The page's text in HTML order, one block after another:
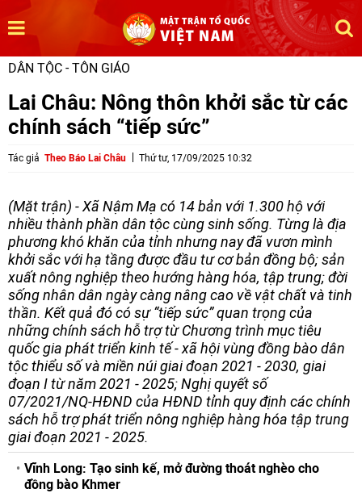
DÂN TỘC - TÔN GIÁO
Lai Châu: Nông thôn khởi sắc từ các
chính sách “tiếp sức”
Tác giả Theo Báo Lai Châu Thứ tư, 17/09/2025 10:32
(Mặt trận) - Xã Nậm Mạ có 14 bản với 1.300 hộ với
nhiều thành phần dân tộc cùng sinh sống. Từng là địa
phương khó khăn của tỉnh nhưng nay đã vươn mình
khởi sắc với hạ tầng được đầu tư cơ bản đồng bộ; sản
xuất nông nghiệp theo hướng hàng hóa, tập trung; đời
sống nhân dân ngày càng nâng cao về vật chất và tinh
thần. Kết quả đó có sự “tiếp sức” quan trọng của
những chính sách hỗ trợ từ Chương trình mục tiêu
quốc gia phát triển kinh tế - xã hội vùng đồng bào dân
tộc thiểu số và miền núi giai đoạn 2021 - 2030, giai
đoạn I từ năm 2021 - 2025; Nghị quyết số
07/2021/NQ-HĐND của HĐND tỉnh quy định các chính
sách hỗ trợ phát triển nông nghiệp hàng hóa tập trung
giai đoạn 2021 - 2025.
Vĩnh Long: Tạo sinh kế, mở đường thoát nghèo cho
đồng bào Khmer